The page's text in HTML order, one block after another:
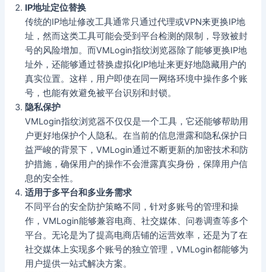
IP地址定位替换
传统的IP地址修改工具通常只通过代理或VPN来更换IP地
址，然而这类工具可能会受到平台检测的限制，导致被封
号的风险增加。而VMLogin指纹浏览器除了能够更换IP地
址外，还能够通过替换虚拟化IP地址来更好地隐藏用户的
真实位置。这样，用户即使在同一网络环境中操作多个账
号，也能有效避免被平台识别和封锁。
隐私保护
VMLogin指纹浏览器不仅仅是一个工具，它还能够帮助用
户更好地保护个人隐私。在当前的信息泄露和隐私保护日
益严峻的背景下，VMLogin通过不断更新的加密技术和防
护措施，确保用户的操作不会泄露真实身份，保障用户信
息的安全性。
适用于多平台和多业务需求
不同平台的安全防护策略不同，针对多账号的管理和操
作，VMLogin能够兼容电商、社交媒体、问卷调查等多个
平台。无论是为了提高电商店铺的运营效率，还是为了在
社交媒体上实现多个账号的独立管理，VMLogin都能够为
用户提供一站式解决方案。